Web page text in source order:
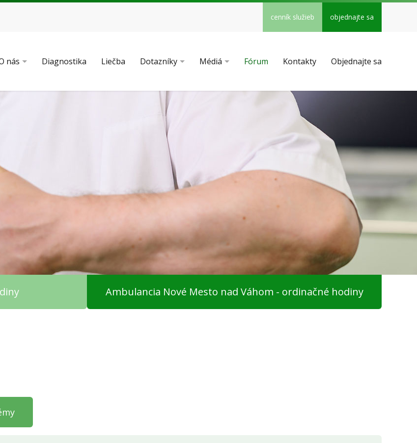
cenník služieb objednajte sa
nás Diagnostika Liečba Dotazníky Médiá Fórum Kontakty Objednajte sa
Ambulancia Nové Mesto nad Váhom - ordinačné hodiny